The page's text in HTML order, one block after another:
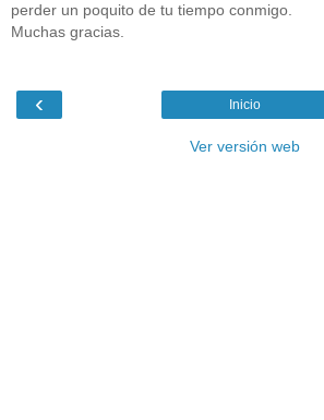
perder un poquito de tu tiempo conmigo.
Muchas gracias.
‹ Inicio
Ver versión web